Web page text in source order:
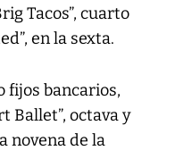
Tacos”, cuarto
en la sexta.
fijos bancarios,
Ballet”, octava y
novena de la